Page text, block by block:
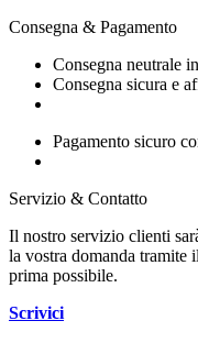
Consegna & Pagamento
Consegna neutrale
Consegna sicura e
Pagamento sicuro
Servizio & Contatto
Il nostro servizio clienti
la vostra domanda
prima possibile.
Scrivici